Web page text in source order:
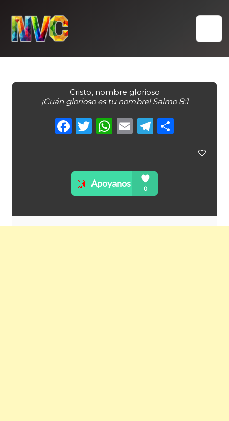
content
Cristo, nombre glorioso
¡Cuán glorioso es tu nombre! Salmo 8:1
Facebook
Twitter
WhatsApp
Email